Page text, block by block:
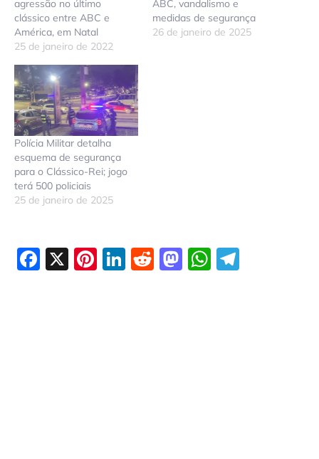
agressão no último
clássico entre ABC e
América, em Natal
25 de janeiro de 2022
ABC, vandalismo e
medidas de segurança
26 de janeiro de 2025
Polícia Militar detalha
esquema de segurança
para o Clássico-Rei; jogo
terá 500 policiais
25 de janeiro de 2025
Facebook
X Pinterest
LinkedIn
Reddit
Mastodon